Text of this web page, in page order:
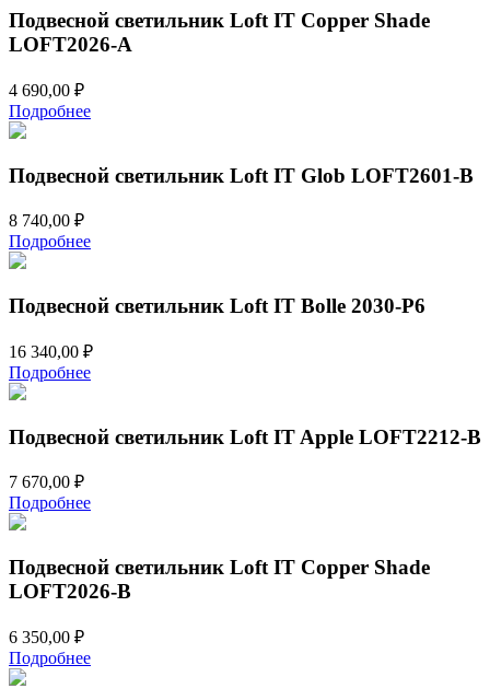
Подвесной светильник Loft IT Copper Shade
LOFT2026-A
4 690,00 ₽
Подробнее
Подвесной светильник Loft IT Glob LOFT2601-B
8 740,00 ₽
Подробнее
Подвесной светильник Loft IT Bolle 2030-P6
16 340,00 ₽
Подробнее
Подвесной светильник Loft IT Apple LOFT2212-B
7 670,00 ₽
Подробнее
Подвесной светильник Loft IT Copper Shade
LOFT2026-B
6 350,00 ₽
Подробнее